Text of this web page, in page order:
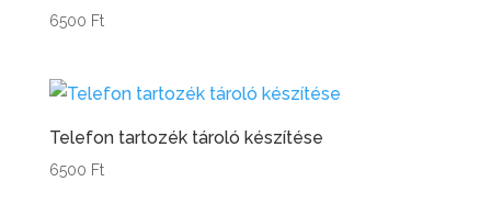
6500 Ft
Telefon tartozék tároló készítése
6500 Ft